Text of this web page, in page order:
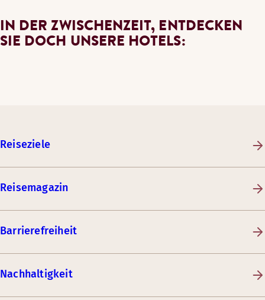
IN DER ZWISCHENZEIT, ENTDECKEN
SIE DOCH UNSERE HOTELS:
Reiseziele
Reisemagazin
Barrierefreiheit
Nachhaltigkeit